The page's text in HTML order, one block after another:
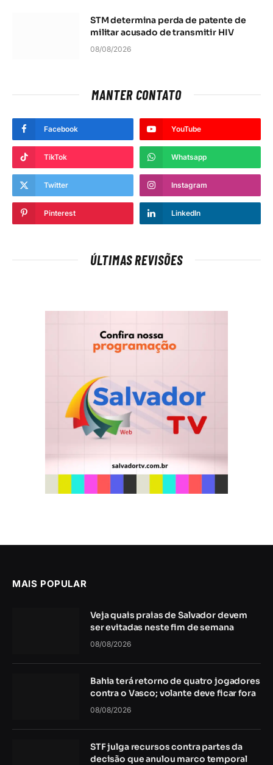
STM determina perda de patente de
militar acusado de transmitir HIV
08/08/2026
MANTER CONTATO
Facebook YouTube
TikTok Whatsapp
Twitter Instagram
Pinterest LinkedIn
ÚLTIMAS REVISÕES
MAIS POPULAR
Veja quais praias de Salvador devem
ser evitadas neste fim de semana
08/08/2026
Bahia terá retorno de quatro jogadores
contra o Vasco; volante deve ficar fora
08/08/2026
STF julga recursos contra partes da
decisão que anulou marco temporal